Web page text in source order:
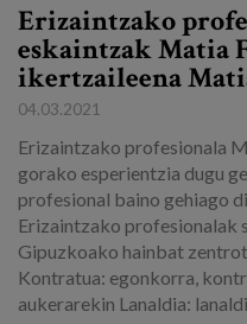
Erizaintzako
eskaintzak Matia
ikertzaileena
04.03.2021
Erizaintzako profesionala
gorako esperientzia dugu
profesional baino gehiago
Erizaintzako profesionalak
Gipuzkoako hainbat
Kontratua: egonkorra,
aukerarekin Lanaldia: